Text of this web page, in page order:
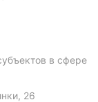
в сфере
26